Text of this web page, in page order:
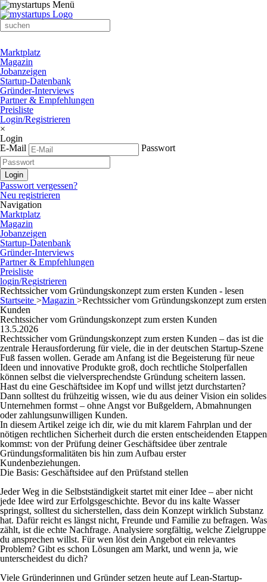
Marktplatz
Magazin
Jobanzeigen
Startup-Datenbank
Gründer-Interviews
Partner & Empfehlungen
Preisliste
Login/Registrieren
×
Login
E-Mail
Passwort
Passwort vergessen?
Neu registrieren
Navigation
Marktplatz
Magazin
Jobanzeigen
Startup-Datenbank
Gründer-Interviews
Partner & Empfehlungen
Preisliste
login/Registrieren
Rechtssicher vom Gründungskonzept zum ersten Kunden - lesen
Startseite >Magazin >Rechtssicher vom Gründungskonzept zum ersten
Kunden
Rechtssicher vom Gründungskonzept zum ersten Kunden
13.5.2026
Rechtssicher vom Gründungskonzept zum ersten Kunden – das ist die
zentrale Herausforderung für viele, die in der deutschen Startup-Szene
Fuß fassen wollen. Gerade am Anfang ist die Begeisterung für neue
Ideen und innovative Produkte groß, doch rechtliche Stolperfallen
können selbst die vielversprechendste Gründung scheitern lassen.
Hast du eine Geschäftsidee im Kopf und willst jetzt durchstarten?
Dann solltest du frühzeitig wissen, wie du aus deiner Vision ein solides
Unternehmen formst – ohne Angst vor Bußgeldern, Abmahnungen
oder zahlungsunwilligen Kunden.
In diesem Artikel zeige ich dir, wie du mit klarem Fahrplan und der
nötigen rechtlichen Sicherheit durch die ersten entscheidenden Etappen
kommst: von der Prüfung deiner Geschäftsidee über zentrale
Gründungsformalitäten bis hin zum Aufbau erster
Kundenbeziehungen.
Die Basis: Geschäftsidee auf den Prüfstand stellen
Jeder Weg in die Selbstständigkeit startet mit einer Idee – aber nicht
jede Idee wird zur Erfolgsgeschichte. Bevor du ins kalte Wasser
springst, solltest du sicherstellen, dass dein Konzept wirklich Substanz
hat. Dafür reicht es längst nicht, Freunde und Familie zu befragen. Was
zählt, ist die echte Nachfrage. Analysiere sorgfältig, welche Zielgruppe
du ansprechen willst. Für wen löst dein Angebot ein relevantes
Problem? Gibt es schon Lösungen am Markt, und wenn ja, wie
unterscheidest du dich?
Viele Gründerinnen und Gründer setzen heute auf Lean-Startup-